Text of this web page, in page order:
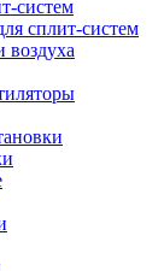
систем
сплит-систем
воздуха